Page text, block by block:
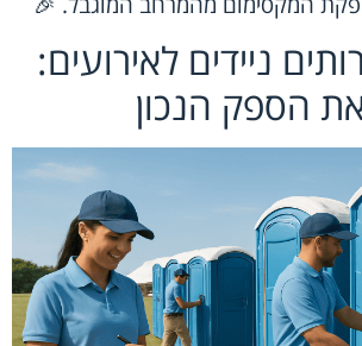
ניידים לאירועים:
הספק הנכון